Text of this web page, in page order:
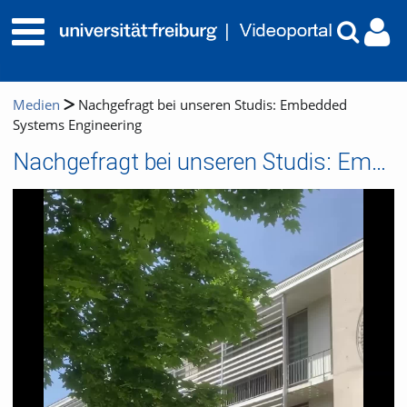
Medien
Nachgefragt bei unseren Studis: Embedded
Systems Engineering
Nachgefragt bei unseren Studis: Embedded Systems Engineering